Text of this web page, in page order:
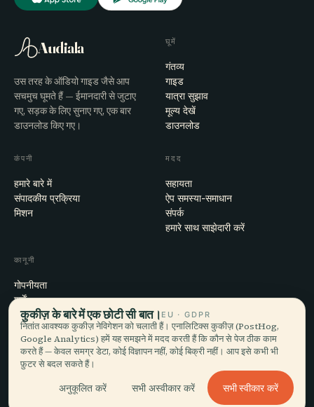
Audiala
उस तरह के ऑडियो गाइड जैसे आप
सचमुच घूमते हैं — ईमानदारी से जुटाए
गए, सड़क के लिए सुनाए गए, एक बार
डाउनलोड किए गए।
घूमें
गंतव्य
गाइड
यात्रा सुझाव
मूल्य देखें
डाउनलोड
कंपनी
हमारे बारे में
संपादकीय प्रक्रिया
मिशन
मदद
सहायता
ऐप समस्या-समाधान
संपर्क
हमारे साथ साझेदारी करें
कानूनी
गोपनीयता
शर्तें
कुकी सेटिंग्स
खाता हटाएँ
© 2026 Audiala · मोर्ज, स्विट्ज़रलैंड में बना, सफ़र पर और बादलों में
iOS · Android · Web
EN · FR · DE · ES · IT · PT · JA · ZH · HI · RU · CS · AR
कुकीज़ के बारे में एक छोटी सी बात। EU · GDPR
नितांत आवश्यक कुकीज़ नेविगेशन को चलाती हैं। एनालिटिक्स कुकीज़ (PostHog,
Google Analytics) हमें यह समझने में मदद करती हैं कि कौन से पेज ठीक काम
करते हैं — केवल समग्र डेटा, कोई विज्ञापन नहीं, कोई बिक्री नहीं। आप इसे कभी भी
फ़ुटर से बदल सकते हैं।
अनुकूलित करें सभी अस्वीकार करें सभी स्वीकार करें